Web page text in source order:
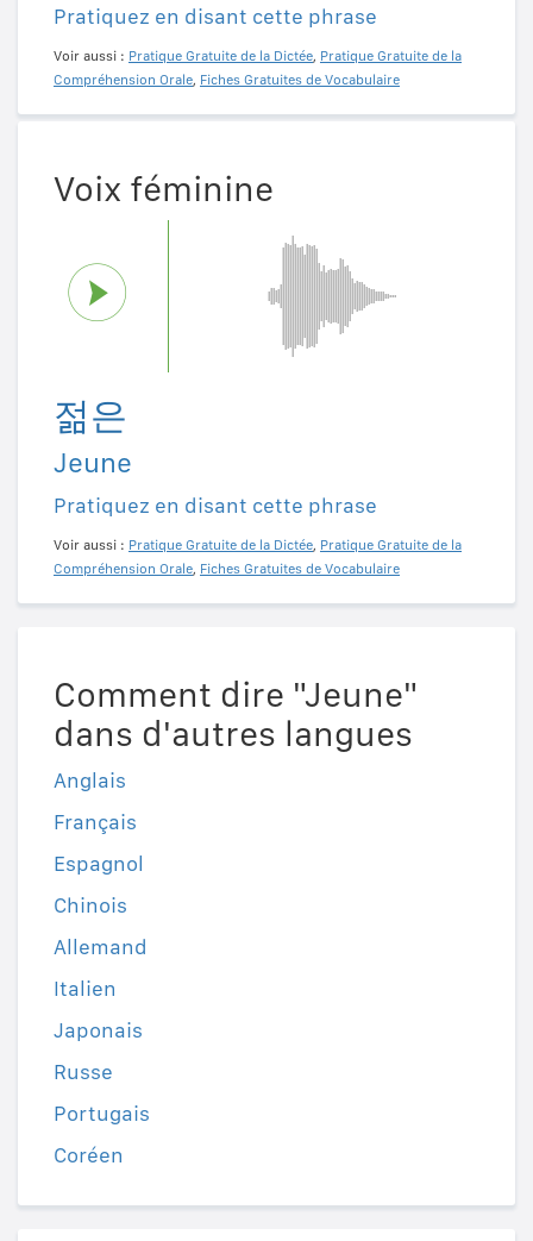
Pratiquez en disant cette phrase
Voir aussi : Pratique Gratuite de la Dictée, Pratique Gratuite de la
Compréhension Orale, Fiches Gratuites de Vocabulaire
Voix féminine
젊은
Jeune
Pratiquez en disant cette phrase
Voir aussi : Pratique Gratuite de la Dictée, Pratique Gratuite de la
Compréhension Orale, Fiches Gratuites de Vocabulaire
Comment dire "Jeune"
dans d'autres langues
Anglais
Français
Espagnol
Chinois
Allemand
Italien
Japonais
Russe
Portugais
Coréen